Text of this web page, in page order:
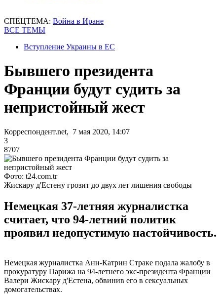
СПЕЦТЕМА: Война в Иране
ВСЕ ТЕМЫ
Вступление Украины в ЕС
Бывшего президента
Франции будут судить за
непристойный жест
Корреспондент.net, 7 мая 2020, 14:07
3
8707
Фото: t24.com.tr
Жискару д'Естену грозит до двух лет лишения свободы
Немецкая 37-летняя журналистка
считает, что 94-летний политик
проявил недопустимую настойчивость.
Немецкая журналистка Анн-Катрин Страке подала жалобу в
прокуратуру Парижа на 94-летнего экс-президента Франции
Валери Жискару д'Естена, обвинив его в сексуальных
домогательствах.